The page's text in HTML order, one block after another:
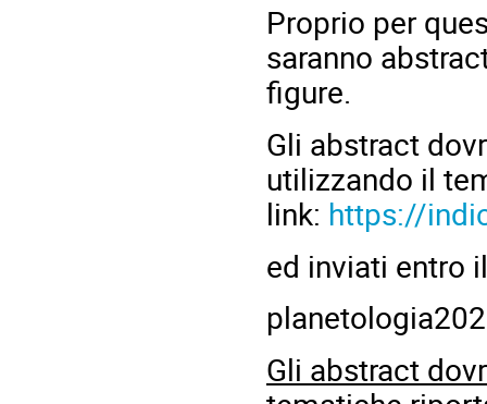
Proprio per
saranno
figure.
Gli abstract
utilizzando il
link: https://
ed inviati entro il
Gli abstract